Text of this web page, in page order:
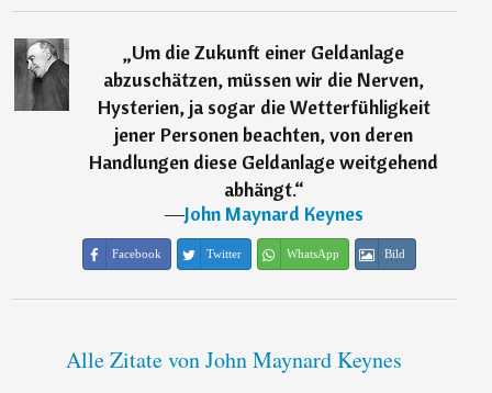
„Um die Zukunft einer Geldanlage
abzuschätzen, müssen wir die Nerven,
Hysterien, ja sogar die Wetterfühligkeit
jener Personen beachten, von deren
Handlungen diese Geldanlage weitgehend
abhängt.“
―John Maynard Keynes
Facebook Twitter WhatsApp Bild
Alle Zitate von John Maynard Keynes